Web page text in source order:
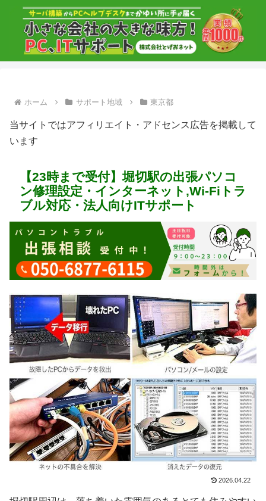
ホーム サポート地域 東京都
当サイトではアフィリエイト・アドセンス広告を掲載して
います
【23時まで受付】堀切駅の出張パソコ
ン修理設定・インターネット,Wi-Fiトラ
ブル対応・法人向けITサポート
2026.04.22